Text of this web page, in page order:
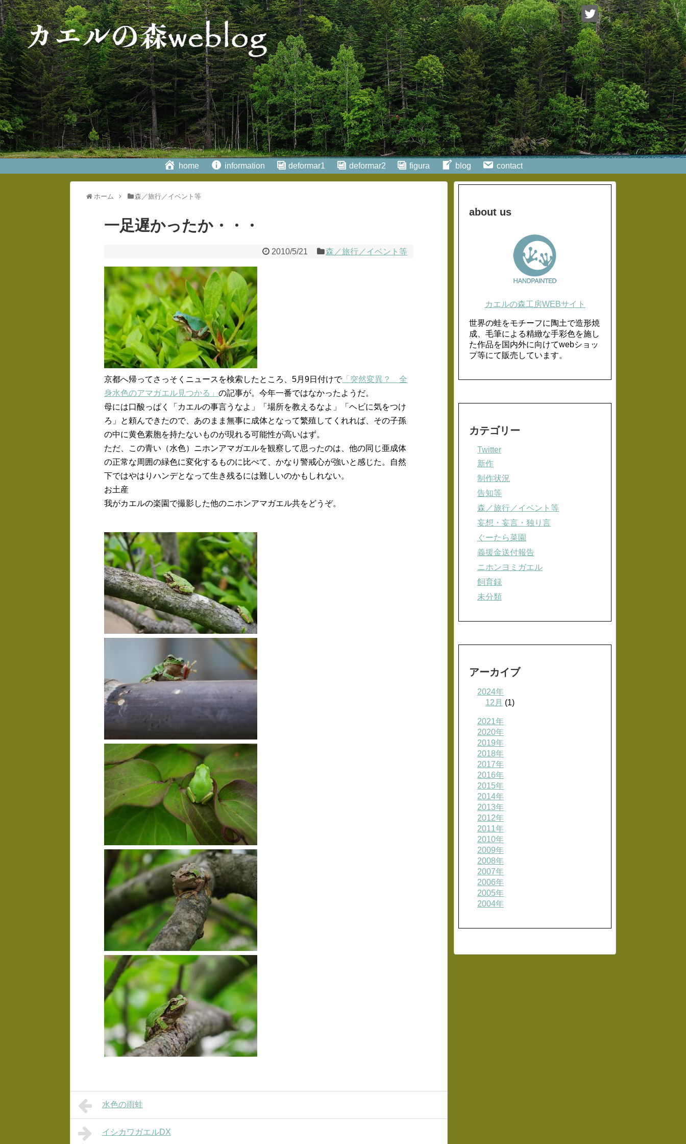
home information deformar1 deformar2 figura blog contact
ホーム 森／旅行／イベント等
一足遅かったか・・・
2010/5/21 森／旅行／イベント等
京都へ帰ってさっそくニュースを検索したところ、5月9日付けで「突然変異？ 全
身水色のアマガエル見つかる」の記事が。今年一番ではなかったようだ。
母には口酸っぱく「カエルの事言うなよ」「場所を教えるなよ」「ヘビに気をつけ
ろ」と頼んできたので、あのまま無事に成体となって繁殖してくれれば、その子孫
の中に黄色素胞を持たないものが現れる可能性が高いはず。
ただ、この青い（水色）ニホンアマガエルを観察して思ったのは、他の同じ亜成体
の正常な周囲の緑色に変化するものに比べて、かなり警戒心が強いと感じた。自然
下ではやはりハンデとなって生き残るには難しいのかもしれない。
お土産
我がカエルの楽園で撮影した他のニホンアマガエル共をどうぞ。
水色の雨蛙
イシカワガエルDX
about us
カエルの森工房WEBサイト
世界の蛙をモチーフに陶土で造形焼
成、毛筆による精緻な手彩色を施し
た作品を国内外に向けてwebショッ
プ等にて販売しています。
カテゴリー
Twitter
新作
制作状況
告知等
森／旅行／イベント等
妄想・妄言・独り言
ぐーたら菜園
義援金送付報告
ニホンヨミガエル
飼育録
未分類
アーカイブ
2024年
12月 (1)
2021年
2020年
2019年
2018年
2017年
2016年
2015年
2014年
2013年
2012年
2011年
2010年
2009年
2008年
2007年
2006年
2005年
2004年